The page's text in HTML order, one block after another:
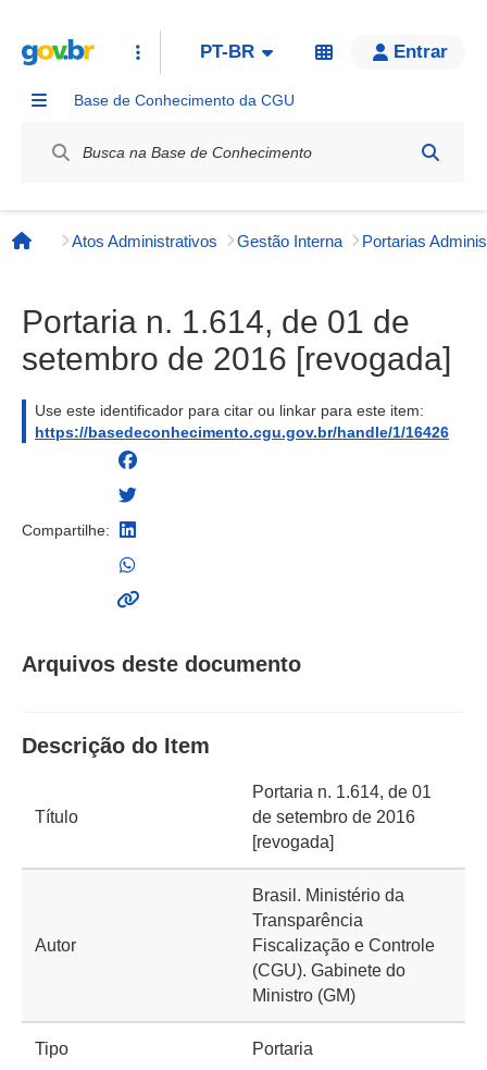
PT-BR Entrar
Base de Conhecimento da CGU
Página inicial
Atos Administrativos Gestão Interna
Portaria n. 1.614, de 01 de
setembro de 2016 [revogada]
Use este identificador para citar ou linkar para este item:
https://basedeconhecimento.cgu.gov.br/handle/1/16426
Compartilhe:
Arquivos deste documento
Descrição do Item
Título
Portaria n. 1.614, de 01
de setembro de 2016
[revogada]
Autor
Brasil. Ministério da
Transparência
Fiscalização e Controle
(CGU). Gabinete do
Ministro (GM)
Tipo Portaria